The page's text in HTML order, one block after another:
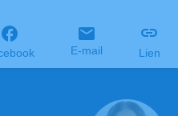
E-mail Lien